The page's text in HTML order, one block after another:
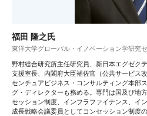
福田 隆之氏
東洋大学グローバル・イノベーション学研究
野村総合研究所主任研究員、新日本エグゼク
支援室長、内閣府大臣補佐官（公共サービス
センチュアビジネス・コンサルティング本部
グ・ディレクターも務める。専門は国及び地
セッション制度、インフラファイナンス、イ
成長戦略会議委員としてコンセッション制度